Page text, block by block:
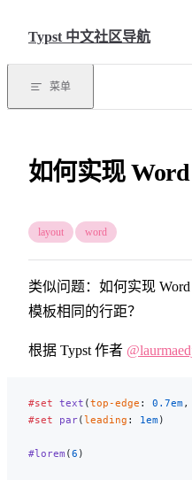
Typst 中文社区导航
菜单
如何实现
layout word
类似问题：如何实现
模板相同的行距？
根据 Typst 作者
#set text (top-edge : 0.7em,
#set par(leading : 1em)
#lorem (6 )